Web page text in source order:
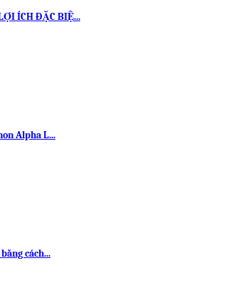
ÍCH ĐẶC BIỆ...
Alpha L...
cách...